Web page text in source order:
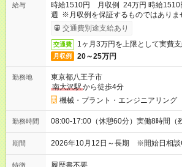
給与
時給1510円 月収例 24万円 時給1510
週 ※月収例を保証するものではありま
交通費別途支給あり
交通費 1ヶ月3万円を上限として実費
月収例 20～25万円
勤務地
東京都八王子市
南大沢駅から徒歩4分
機械・プラント・エンジニアリング
勤務時間 08:00-17:00（休憩60分）実働8時間（
期間 2026年10月12日～長期 ※開始日相
特徴 履歴書不要